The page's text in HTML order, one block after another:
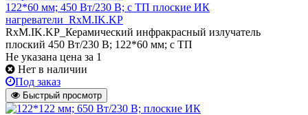
122*60 мм; 450 Вт/230 В; с ТП плоские ИК
нагреватели_RxM.IK.KP
RxM.IK.KP_Керамический инфракрасный излучатель
плоский 450 Вт/230 В; 122*60 мм; с ТП
Не указана цена за 1
Нет в наличии
Под заказ
Быстрый просмотр